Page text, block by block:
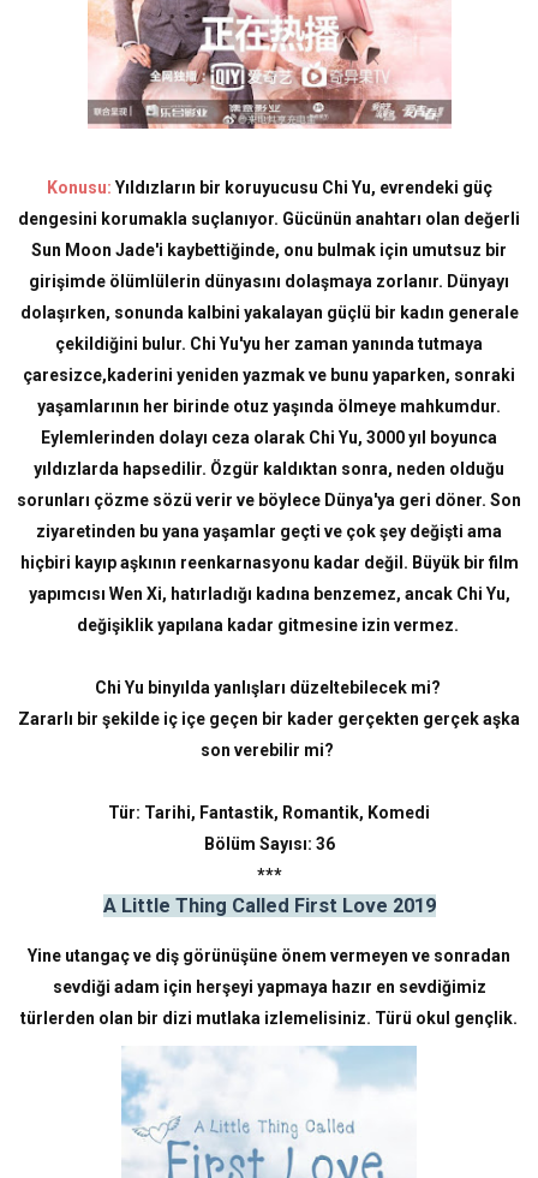
Konusu: Yıldızların bir koruyucusu Chi Yu, evrendeki güç
dengesini korumakla suçlanıyor. Gücünün anahtarı olan değerli
Sun Moon Jade'i kaybettiğinde, onu bulmak için umutsuz bir
girişimde ölümlülerin dünyasını dolaşmaya zorlanır. Dünyayı
dolaşırken, sonunda kalbini yakalayan güçlü bir kadın generale
çekildiğini bulur. Chi Yu'yu her zaman yanında tutmaya
çaresizce,kaderini yeniden yazmak ve bunu yaparken, sonraki
yaşamlarının her birinde otuz yaşında ölmeye mahkumdur.
Eylemlerinden dolayı ceza olarak Chi Yu, 3000 yıl boyunca
yıldızlarda hapsedilir. Özgür kaldıktan sonra, neden olduğu
sorunları çözme sözü verir ve böylece Dünya'ya geri döner. Son
ziyaretinden bu yana yaşamlar geçti ve çok şey değişti ama
hiçbiri kayıp aşkının reenkarnasyonu kadar değil. Büyük bir film
yapımcısı Wen Xi, hatırladığı kadına benzemez, ancak Chi Yu,
değişiklik yapılana kadar gitmesine izin vermez.
Chi Yu binyılda yanlışları düzeltebilecek mi?
Zararlı bir şekilde iç içe geçen bir kader gerçekten gerçek aşka
son verebilir mi?
Tür: Tarihi, Fantastik, Romantik, Komedi
Bölüm Sayısı: 36
***
A Little Thing Called First Love 2019
Yine utangaç ve diş görünüşüne önem vermeyen ve sonradan
sevdiği adam için herşeyi yapmaya hazır en sevdiğimiz
türlerden olan bir dizi mutlaka izlemelisiniz. Türü okul gençlik.